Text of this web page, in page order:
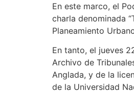
En este marco, el
charla denominada
Planeamiento
En tanto, el jueves
Archivo de
Anglada, y de la
de la Universidad